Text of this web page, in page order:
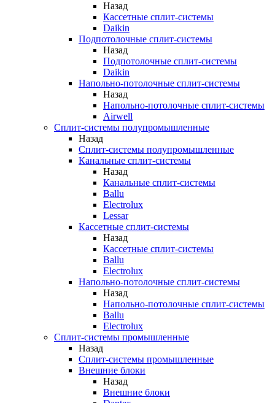
Назад
Кассетные сплит-системы
Daikin
Подпотолочные сплит-системы
Назад
Подпотолочные сплит-системы
Daikin
Напольно-потолочные сплит-системы
Назад
Напольно-потолочные сплит-системы
Airwell
Сплит-системы полупромышленные
Назад
Сплит-системы полупромышленные
Канальные сплит-системы
Назад
Канальные сплит-системы
Ballu
Electrolux
Lessar
Кассетные сплит-системы
Назад
Кассетные сплит-системы
Ballu
Electrolux
Напольно-потолочные сплит-системы
Назад
Напольно-потолочные сплит-системы
Ballu
Electrolux
Сплит-системы промышленные
Назад
Сплит-системы промышленные
Внешние блоки
Назад
Внешние блоки